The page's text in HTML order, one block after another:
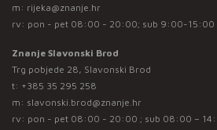
m: rijeka@znanje.hr
rv: pon - pet 08:00 - 20:00; sub 9:00-15:00
Znanje Slavonski Brod
Trg pobjede 28, Slavonski Brod
t: +385 35 295 258
m: slavonski.brod@znanje.hr
rv: pon - pet 08:00 - 20:00 ; sub 08:00 –